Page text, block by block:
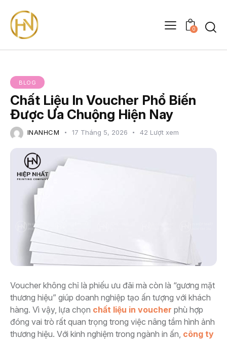
0
BLOG
Chất Liệu In Voucher Phổ Biến
Được Ưa Chuộng Hiện Nay
INANHCM 17 Tháng 5, 2026 42 Lượt xem
Voucher không chỉ là phiếu ưu đãi mà còn là “gương mặt
thương hiệu” giúp doanh nghiệp tạo ấn tượng với khách
hàng. Vì vậy, lựa chọn chất liệu in voucher phù hợp
đóng vai trò rất quan trọng trong việc nâng tầm hình ảnh
thương hiệu. Với kinh nghiệm trong ngành in ấn, công ty